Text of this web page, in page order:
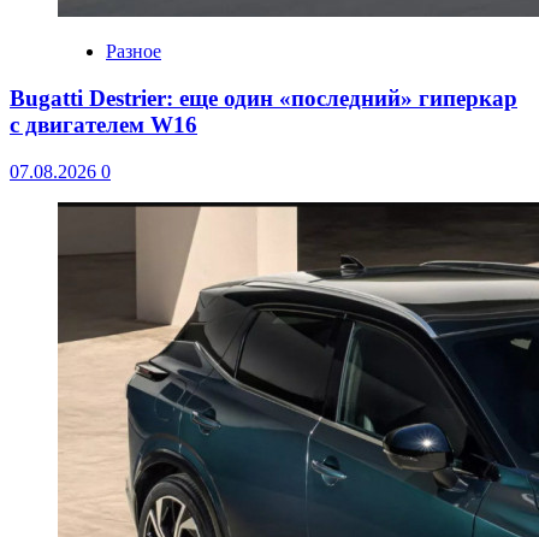
Разное
Bugatti Destrier: еще один «последний» гиперкар
с двигателем W16
07.08.2026 0